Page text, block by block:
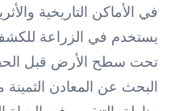
في الأماكن التاريخية
يستخدم في الزراعة
تحت سطح الأرض قبل
البحث عن المعادن